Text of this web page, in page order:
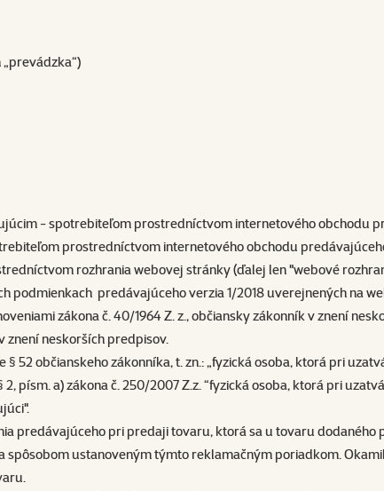
- spotrebiteľom prostredníctvom internetového obchodu
prostredníctvom internetového obchodu
rozhrania webovej stránky (ďalej len "webové
podmienkach predávajúceho verzia 1/2018 uverejnených na
zákona č. 40/1964 Z. z., občiansky zákonník v znení
znení neskorších predpisov.
52 občianskeho zákonníka, t. zn.: „fyzická osoba, ktorá pri
písm. a) zákona č. 250/2007 Z.z. “fyzická osoba, ktorá pri
predávajúceho pri predaji tovaru, ktorá sa u tovaru
ustanoveným týmto reklamačným poriadkom.